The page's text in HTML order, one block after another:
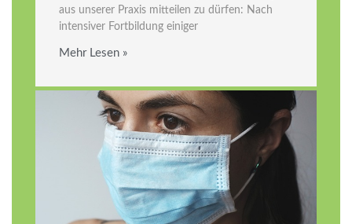
aus unserer Praxis mitteilen zu dürfen: Nach
intensiver Fortbildung einiger
Mehr Lesen »